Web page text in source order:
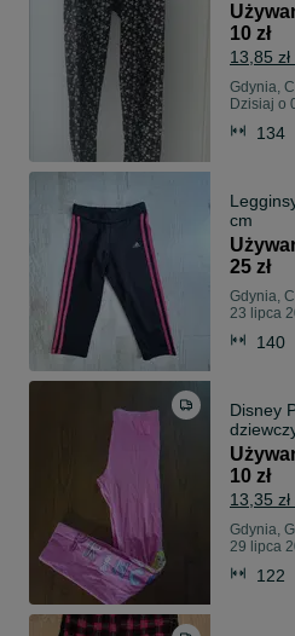
10 zł
13,85
Gdynia,
Dzisiaj o
134
cm
25 zł
Gdynia,
23 lipca
140
Disney
10 zł
13,35
Gdynia,
29 lipca
122